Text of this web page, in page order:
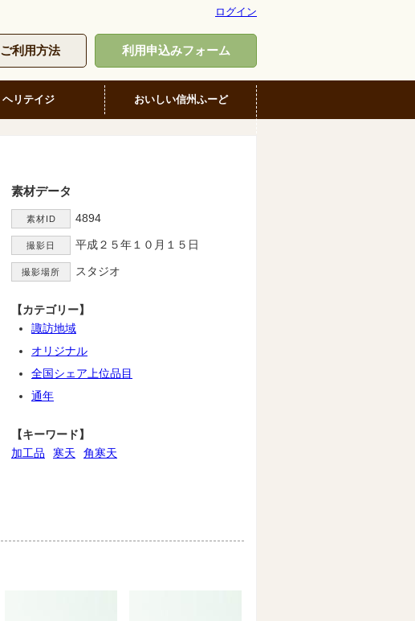
ログイン
ご利用方法 利用申込みフォーム
ヘリテイジ おいしい信州ふーど
素材データ
素材ID 4894
撮影日 平成２５年１０月１５日
撮影場所 スタジオ
【カテゴリー】
諏訪地域
オリジナル
全国シェア上位品目
通年
【キーワード】
加工品
寒天 角寒天